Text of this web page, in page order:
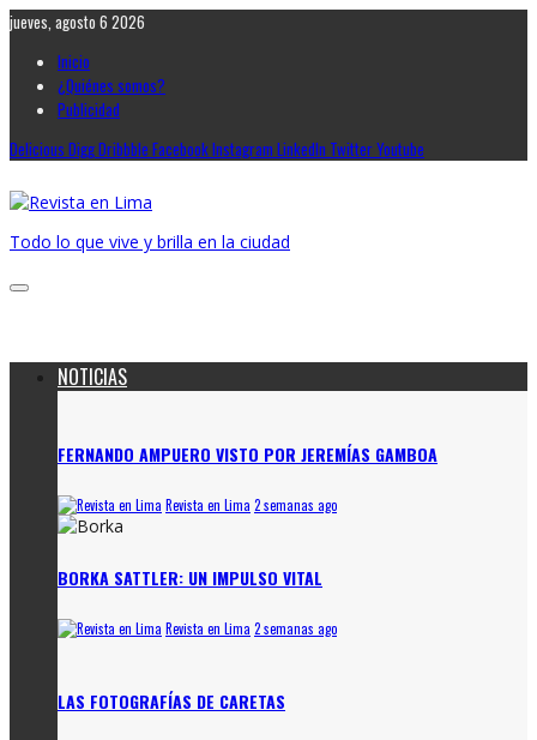
jueves, agosto 6 2026
Inicio
¿Quiénes somos?
Publicidad
Delicious DiggDribbble FacebookInstagram LinkedIn TwitterYoutube
Todo lo que vive y brilla en la ciudad
NOTICIAS
FERNANDO AMPUERO VISTO POR JEREMÍAS GAMBOA
Revista en Lima 2 semanas ago
BORKA SATTLER: UN IMPULSO VITAL
Revista en Lima 2 semanas ago
LAS FOTOGRAFÍAS DE CARETAS